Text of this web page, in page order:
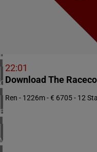
VERENIGD KONINKRIJK
IERLAND
2 meeting(s)
CHILI
1 meeting(s)
BRAZILIË
1 meeting(s)
VERENIGDE STATEN
4 meeting(s)
22:01
Ren - 1226m - € 6705 - 12